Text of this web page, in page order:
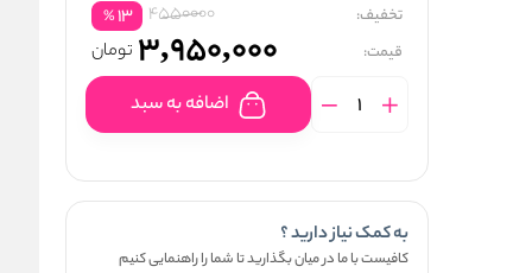
تخفیف: 4550000
13
%
قیمت: 3,950,000 تومان
اضافه به سبد
به کمک نیاز دارید ؟
کافیست با ما در میان بگذارید تا شما را راهنمایی کنیم